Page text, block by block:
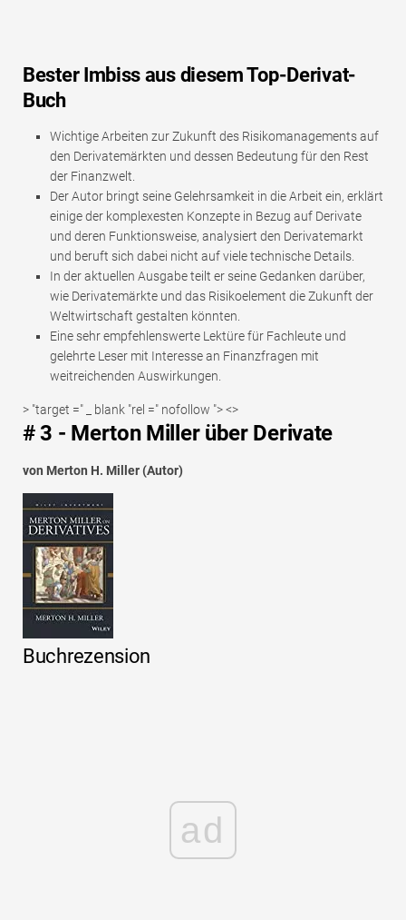
Bester Imbiss aus diesem Top-Derivat-
Buch
Wichtige Arbeiten zur Zukunft des Risikomanagements auf
den Derivatemärkten und dessen Bedeutung für den Rest
der Finanzwelt.
Der Autor bringt seine Gelehrsamkeit in die Arbeit ein, erklärt
einige der komplexesten Konzepte in Bezug auf Derivate
und deren Funktionsweise, analysiert den Derivatemarkt
und beruft sich dabei nicht auf viele technische Details.
In der aktuellen Ausgabe teilt er seine Gedanken darüber,
wie Derivatemärkte und das Risikoelement die Zukunft der
Weltwirtschaft gestalten könnten.
Eine sehr empfehlenswerte Lektüre für Fachleute und
gelehrte Leser mit Interesse an Finanzfragen mit
weitreichenden Auswirkungen.
> "target =" _ blank "rel =" nofollow "> <>
# 3 - Merton Miller über Derivate
von Merton H. Miller (Autor)
Buchrezension
ad